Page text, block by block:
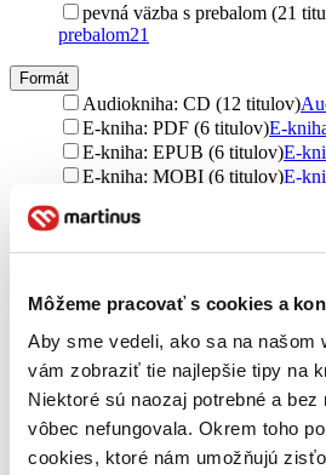
Môžeme pracovať s cookies a
Aby sme vedeli, ako sa na našom
vám zobraziť tie najlepšie tipy na
Niektoré sú naozaj potrebné a
vôbec nefungovala. Okrem toho
cookies, ktoré nám umožňujú
pevná väzba s prebalom (21
prebalom21
Formát
Audiokniha: CD (12 titulov)
E-kniha: PDF (6 titulov)E-
E-kniha: EPUB (6 titulov)E-
E-kniha: MOBI (6 titulov)E-
Zúžiť výber
Top hodnotené
Novinky
Najdrahšie